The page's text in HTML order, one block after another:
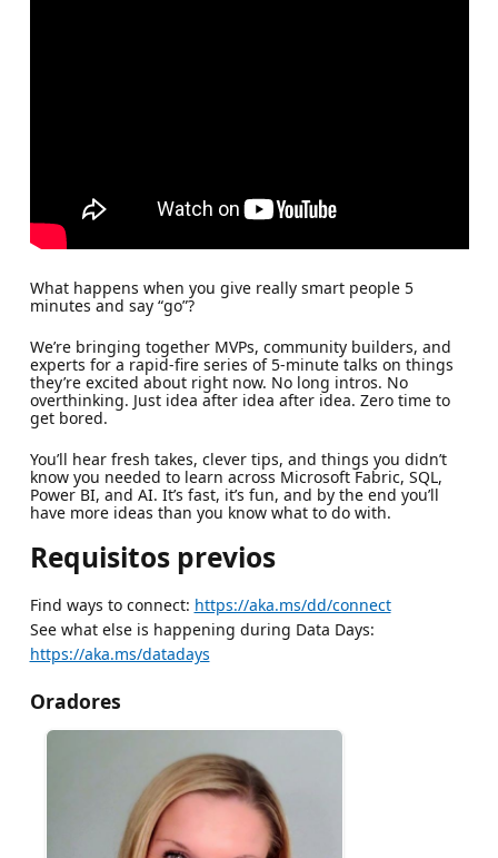
What happens when you give really smart people 5
minutes and say “go”?
We’re bringing together MVPs, community builders, and
experts for a rapid-fire series of 5-minute talks on things
they’re excited about right now. No long intros. No
overthinking. Just idea after idea after idea. Zero time to
get bored.
You’ll hear fresh takes, clever tips, and things you didn’t
know you needed to learn across Microsoft Fabric, SQL,
Power BI, and AI. It’s fast, it’s fun, and by the end you’ll
have more ideas than you know what to do with.
Requisitos previos
Find ways to connect: https://aka.ms/dd/connect
See what else is happening during Data Days:
https://aka.ms/datadays
Oradores